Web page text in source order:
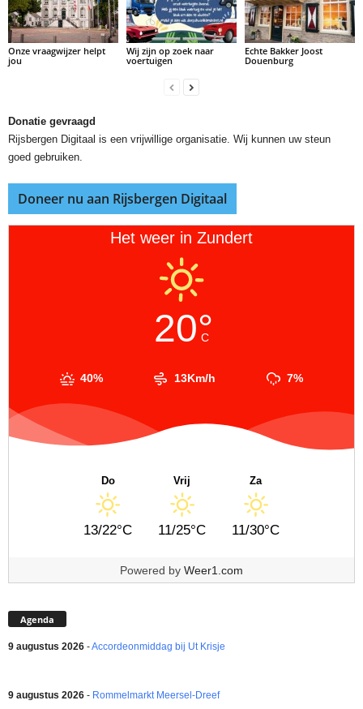
Onze vraagwijzer helpt
jou
Wij zijn op zoek naar
voertuigen
Echte Bakker Joost
Douenburg
Donatie gevraagd
Rijsbergen Digitaal is een vrijwillige organisatie. Wij kunnen uw steun
goed gebruiken.
Doneer nu aan Rijsbergen Digitaal
Het weer in Zundert
20°
C
40% 13Km/h 7%
Do
13/22°C
Vrij
11/25°C
Za
11/30°C
Powered by Weer1.com
Agenda
9 augustus 2026 -Accordeonmiddag bij Ut Krisje
9 augustus 2026 - Rommelmarkt Meersel-Dreef